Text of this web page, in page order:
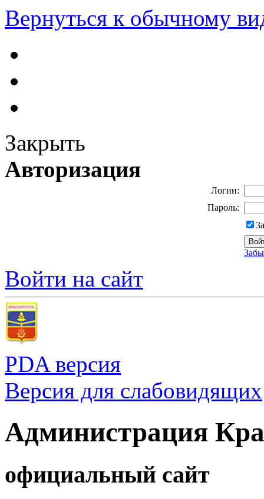
Вернуться к обычному
Закрыть
Авторизация
Логин:
Пароль:
Войти на сайт
PDA версия
Версия для слабовидящих
Администрация
официальный сайт